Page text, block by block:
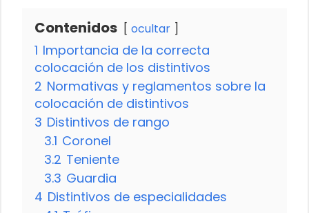
Contenidos ocultar
1 Importancia de la correcta
colocación de los distintivos
2 Normativas y reglamentos sobre la
colocación de distintivos
3 Distintivos de rango
3.1 Coronel
3.2 Teniente
3.3 Guardia
4 Distintivos de especialidades